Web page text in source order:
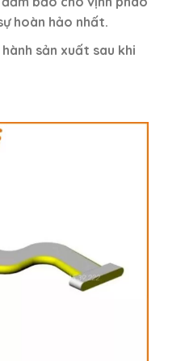
hoàn hảo nhất.
sản xuất sau khi